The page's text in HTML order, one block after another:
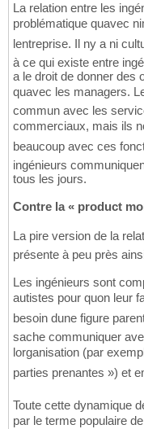
La relation entre les
problématique quavec
lentreprise. Il ny a ni
à ce qui existe entre
a le droit de donner des
quavec les managers.
commun avec les
commerciaux, mais ils
beaucoup avec ces
ingénieurs
tous les jours.
Contre la « product
La pire version de la
présente à peu près
Les ingénieurs sont
autistes pour quon leur
besoin dune figure
sache communiquer
lorganisation (par
parties prenantes ») et
Toute cette dynamique
par le terme populaire